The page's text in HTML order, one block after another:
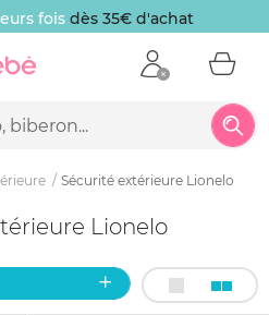
fois dès 35€ d'achat
Sécurité extérieure Lionelo
Lionelo